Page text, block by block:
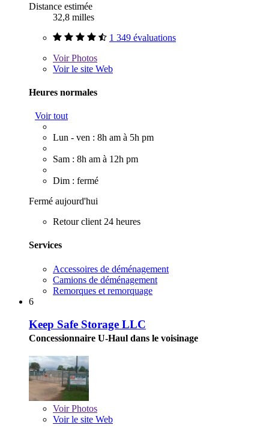
Distance estimée
32,8 milles
1 349 évaluations
VoirPhotos
Voir le site Web
Heures normales
Voir tout
Lun - ven : 8h am à 5h pm
Sam : 8h am à 12h pm
Dim : fermé
Fermé aujourd'hui
Retour client 24 heures
Services
Accessoires de déménagement
Camions de déménagement
Remorques et remorquage
6
Keep Safe Storage LLC
Concessionnaire U-Haul dans le voisinage
VoirPhotos
Voir le site Web